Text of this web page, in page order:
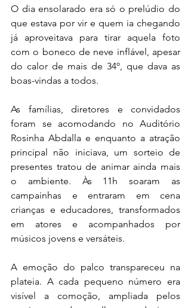
O dia ensolarado era só o prelúdio do
que estava por vir e quem ia chegando
já aproveitava para tirar aquela foto
com o boneco de neve inflável, apesar
do calor de mais de 34º, que dava as
boas-vindas a todos.
As famílias, diretores e convidados
foram se acomodando no Auditório
Rosinha Abdalla e enquanto a atração
principal não iniciava, um sorteio de
presentes tratou de animar ainda mais
o ambiente. Às 11h soaram as
campainhas e entraram em cena
crianças e educadores, transformados
em atores e acompanhados por
músicos jovens e versáteis.
A emoção do palco transpareceu na
plateia. A cada pequeno número era
visível a comoção, ampliada pelos